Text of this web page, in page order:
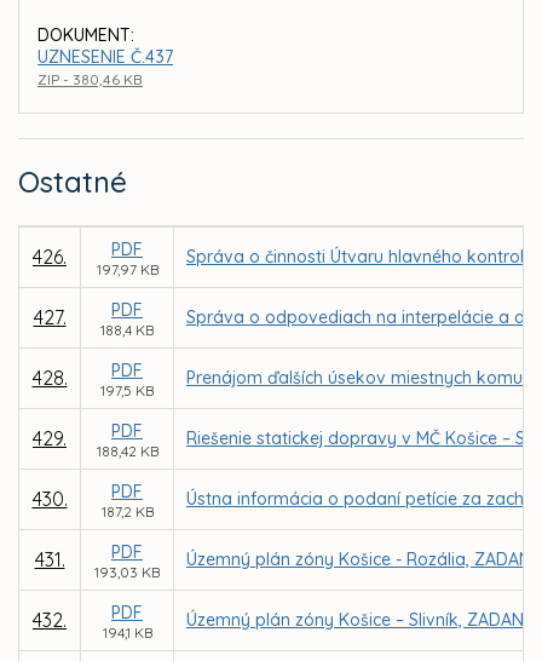
DOKUMENT:
UZNESENIE Č.437
ZIP - 380,46 KB
Ostatné
426. PDF
197,97 KB
Správa o činnosti Útvaru hlavného
427. PDF
188,4 KB
Správa o odpovediach na interpelácie a
428. PDF
197,5 KB
Prenájom ďalších úsekov miestnych
429. PDF
188,42 KB
Riešenie statickej dopravy v MČ Košice –
430. PDF
187,2 KB
Ústna informácia o podaní petície za
431. PDF
193,03 KB
Územný plán zóny Košice - Rozália,
432. PDF
194,1 KB
Územný plán zóny Košice – Slivník, ZADANIE